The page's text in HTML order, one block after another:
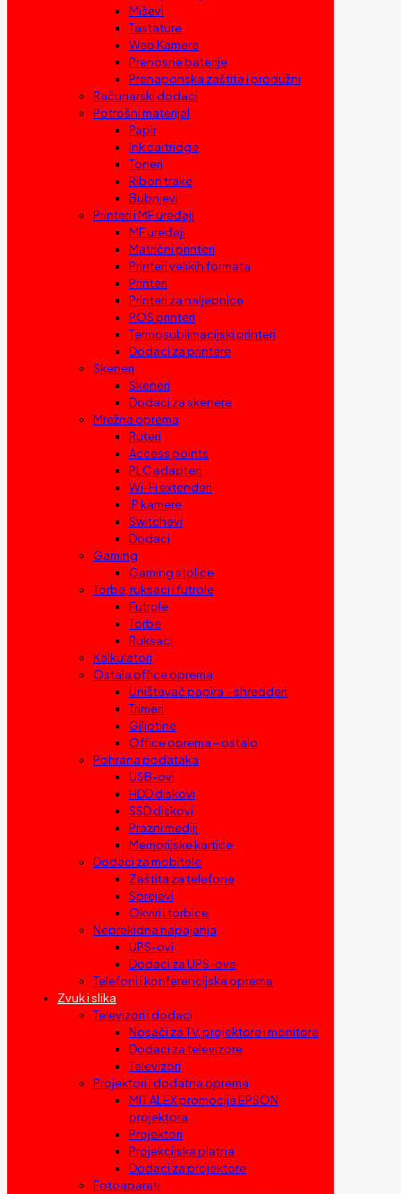
Miševi
Tastature
Web Kamere
Prenosne baterije
Prenaponska zaštita i produžni
Računarski dodaci
Potrošni materijal
Papir
Ink cartridge
Toneri
Ribon trake
Bubnjevi
Printeri i MF uređaji
MF uređaji
Matrični printeri
Printeri velikih formata
Printeri
Printeri za naljepnice
POS printeri
Termosublimacijski printeri
Dodaci za printere
Skeneri
Skeneri
Dodaci za skenere
Mrežna oprema
Ruteri
Access points
PLC adapteri
Wi-Fi extenderi
IP kamere
Switchevi
Dodaci
Gaming
Gaming stolice
Torbe, ruksaci i futrole
Futrole
Torbe
Ruksaci
Kalkulatori
Ostala office oprema
Uništavač papira – shredderi
Trimeri
Giljotine
Office oprema – ostalo
Pohrana podataka
USB-ovi
HDD diskovi
SSD diskovi
Prazni mediji
Memorijske kartice
Dodaci za mobitele
Zaštita za telefone
Sprejevi
Okviri i torbice
Neprekidna napajanja
UPS-ovi
Dodaci za UPS-ove
Telefoni i konferencijska oprema
Zvuk i slika
Televizori i dodaci
Nosači za TV, projektore i monitore
Dodaci za televizore
Televizori
Projektori i dodatna oprema
MIT ALEX promocija EPSON
projektora
Projektori
Projekcijska platna
Dodaci za projektore
Fotoaparati